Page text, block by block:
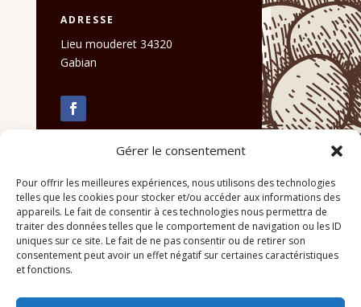
Gérer le consentement
Pour offrir les meilleures expériences, nous utilisons des technologies
telles que les cookies pour stocker et/ou accéder aux informations des
appareils. Le fait de consentir à ces technologies nous permettra de
traiter des données telles que le comportement de navigation ou les ID
uniques sur ce site. Le fait de ne pas consentir ou de retirer son
consentement peut avoir un effet négatif sur certaines caractéristiques
et fonctions.
ADRESSE
Lieu mouderet 34320
Gabian